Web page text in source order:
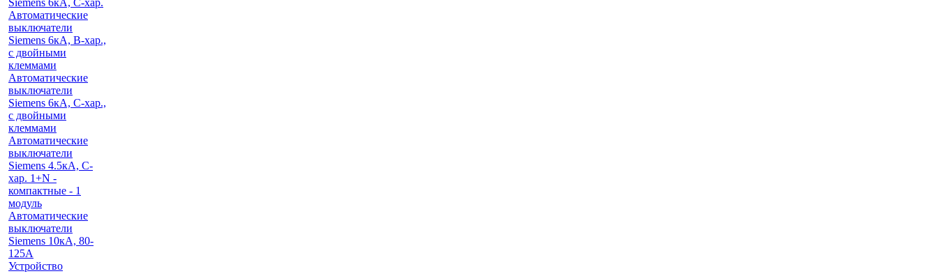
Siemens 6кА, С-хар.
Автоматические
выключатели
Siemens 6кА, B-хар.,
с двойными
клеммами
Автоматические
выключатели
Siemens 6кА, C-хар.,
с двойными
клеммами
Автоматические
выключатели
Siemens 4.5кА, C-
хар. 1+N -
компактные - 1
модуль
Автоматические
выключатели
Siemens 10кА, 80-
125A
Устройство